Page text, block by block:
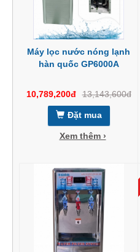
Máy lọc nước nóng lạnh
hàn quốc GP6000A
10,789,200đ 13,143,600đ
Đặt mua
Xem thêm ›